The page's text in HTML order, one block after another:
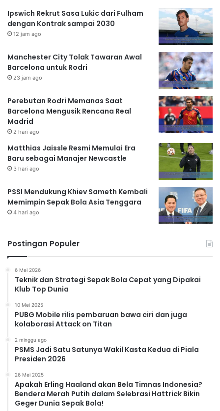
Ipswich Rekrut Sasa Lukic dari Fulham
dengan Kontrak sampai 2030
12 jam ago
Manchester City Tolak Tawaran Awal
Barcelona untuk Rodri
23 jam ago
Perebutan Rodri Memanas Saat
Barcelona Mengusik Rencana Real
Madrid
2 hari ago
Matthias Jaissle Resmi Memulai Era
Baru sebagai Manajer Newcastle
3 hari ago
PSSI Mendukung Khiev Sameth Kembali
Memimpin Sepak Bola Asia Tenggara
4 hari ago
Postingan Populer
6 Mei 2026
Teknik dan Strategi Sepak Bola Cepat yang Dipakai
Klub Top Dunia
10 Mei 2025
PUBG Mobile rilis pembaruan bawa ciri dan juga
kolaborasi Attack on Titan
2 minggu ago
PSMS Jadi Satu Satunya Wakil Kasta Kedua di Piala
Presiden 2026
26 Mei 2025
Apakah Erling Haaland akan Bela Timnas Indonesia?
Bendera Merah Putih dalam Selebrasi Hattrick Bikin
Geger Dunia Sepak Bola!